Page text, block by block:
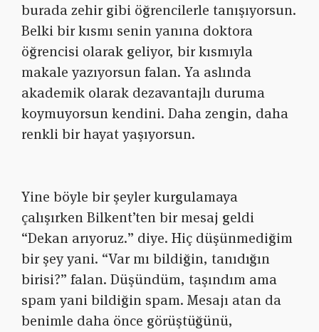
burada zehir gibi öğrencilerle tanışıyorsun.
Belki bir kısmı senin yanına doktora
öğrencisi olarak geliyor, bir kısmıyla
makale yazıyorsun falan. Ya aslında
akademik olarak dezavantajlı duruma
koymuyorsun kendini. Daha zengin, daha
renkli bir hayat yaşıyorsun.
Yine böyle bir şeyler kurgulamaya
çalışırken Bilkent’ten bir mesaj geldi
“Dekan arıyoruz.” diye. Hiç düşünmediğim
bir şey yani. “Var mı bildiğin, tanıdığın
birisi?” falan. Düşündüm, taşındım ama
spam yani bildiğin spam. Mesajı atan da
benimle daha önce görüştüğünü,